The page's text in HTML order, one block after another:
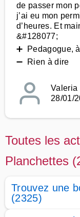
de passer mon
j’ai eu mon
d’heures. Et
&#128077;
➕ Pedagogue,
➖ Rien à dire
Valeria
28/01/
Toutes les
Planchettes
Trouvez une
(2325)